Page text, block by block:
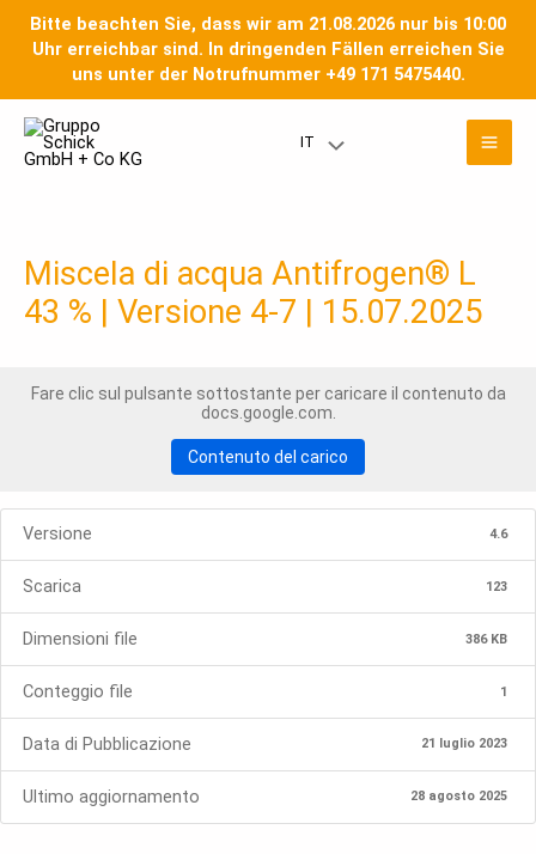
Bitte beachten Sie, dass wir am 21.08.2026 nur bis 10:00
Uhr erreichbar sind. In dringenden Fällen erreichen Sie
uns unter der Notrufnummer +49 171 5475440.
contenuto
IT Menu
Miscela di acqua Antifrogen® L
43 % | Versione 4-7 | 15.07.2025
Fare clic sul pulsante sottostante per caricare il contenuto da
docs.google.com.
Contenuto del carico
Versione 4.6
Scarica 123
Dimensioni file 386 KB
Conteggio file 1
Data di Pubblicazione 21 luglio 2023
Ultimo aggiornamento 28 agosto 2025